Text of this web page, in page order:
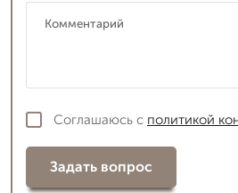
Соглашаюсь с политикой
Задать вопрос